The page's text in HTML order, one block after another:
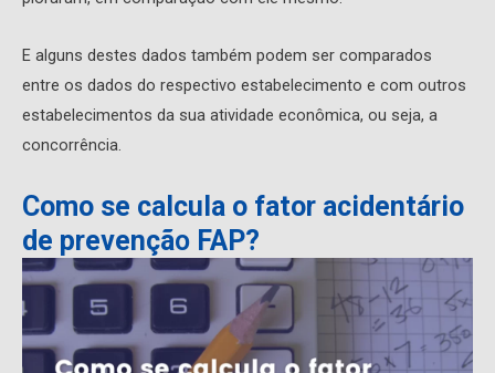
E alguns destes dados também podem ser comparados
entre os dados do respectivo estabelecimento e com outros
estabelecimentos da sua atividade econômica, ou seja, a
concorrência.
Como se calcula o fator acidentário
de prevenção FAP?